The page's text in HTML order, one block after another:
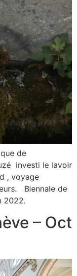
de
investi le lavoir
, voyage
Biennale de
2022.
– Oct